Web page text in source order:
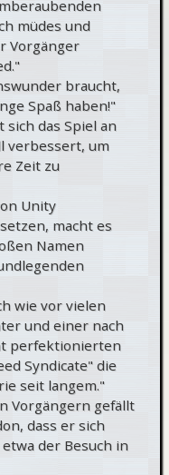
müdes und
Vorgänger
braucht,
Spaß haben!"
sich das Spiel an
verbessert, um
Zeit zu
Unity
macht es
Namen
wie vor vielen
und einer nach
perfektionierten
Syndicate" die
seit langem."
Vorgängern gefällt
dass er sich
der Besuch in